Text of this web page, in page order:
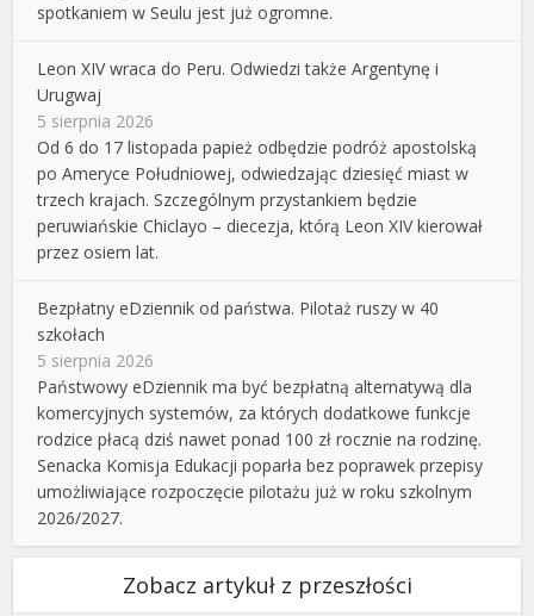
spotkaniem w Seulu jest już ogromne.
Leon XIV wraca do Peru. Odwiedzi także Argentynę i
Urugwaj
5 sierpnia 2026
Od 6 do 17 listopada papież odbędzie podróż apostolską
po Ameryce Południowej, odwiedzając dziesięć miast w
trzech krajach. Szczególnym przystankiem będzie
peruwiańskie Chiclayo – diecezja, którą Leon XIV kierował
przez osiem lat.
Bezpłatny eDziennik od państwa. Pilotaż ruszy w 40
szkołach
5 sierpnia 2026
Państwowy eDziennik ma być bezpłatną alternatywą dla
komercyjnych systemów, za których dodatkowe funkcje
rodzice płacą dziś nawet ponad 100 zł rocznie na rodzinę.
Senacka Komisja Edukacji poparła bez poprawek przepisy
umożliwiające rozpoczęcie pilotażu już w roku szkolnym
2026/2027.
Zobacz artykuł z przeszłości